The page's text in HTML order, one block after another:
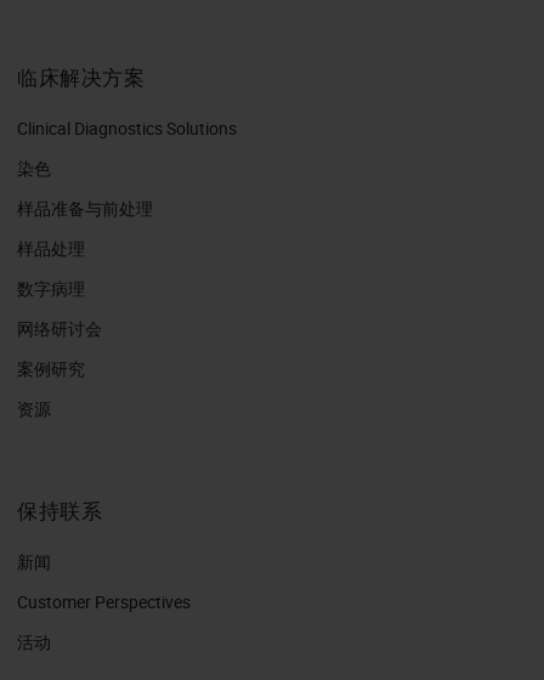
临床解决方案
Clinical Diagnostics Solutions
染色
样品准备与前处理
样品处理
数字病理
网络研讨会
案例研究
资源
保持联系
新闻
Customer Perspectives​
活动